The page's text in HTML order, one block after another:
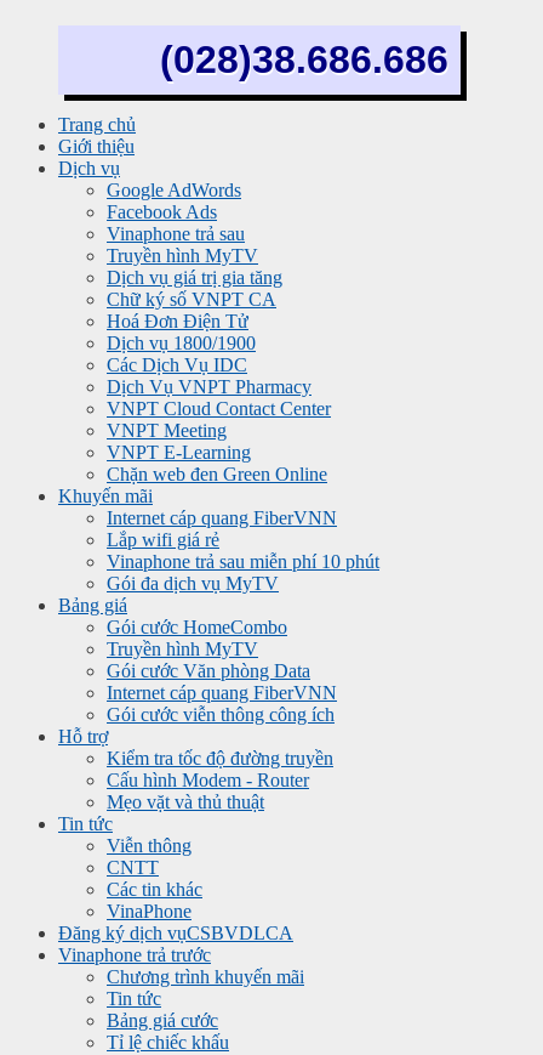
(028)38.686.686
Trang chủ
Giới thiệu
Dịch vụ
Google AdWords
Facebook Ads
Vinaphone trả sau
Truyền hình MyTV
Dịch vụ giá trị gia tăng
Chữ ký số VNPT CA
Hoá Đơn Điện Tử
Dịch vụ 1800/1900
Các Dịch Vụ IDC
Dịch Vụ VNPT Pharmacy
VNPT Cloud Contact Center
VNPT Meeting
VNPT E-Learning
Chặn web đen Green Online
Khuyến mãi
Internet cáp quang FiberVNN
Lắp wifi giá rẻ
Vinaphone trả sau miễn phí 10 phút
Gói đa dịch vụ MyTV
Bảng giá
Gói cước HomeCombo
Truyền hình MyTV
Gói cước Văn phòng Data
Internet cáp quang FiberVNN
Gói cước viễn thông công ích
Hỗ trợ
Kiểm tra tốc độ đường truyền
Cấu hình Modem - Router
Mẹo vặt và thủ thuật
Tin tức
Viễn thông
CNTT
Các tin khác
VinaPhone
Đăng ký dịch vụCSBVDLCA
Vinaphone trả trước
Chương trình khuyến mãi
Tin tức
Bảng giá cước
Tỉ lệ chiếc khấu